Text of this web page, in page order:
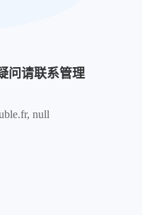
问请联系管理
null